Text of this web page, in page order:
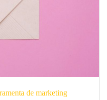
de marketing